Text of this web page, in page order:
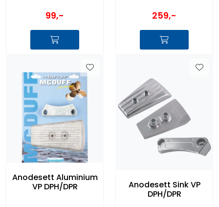
99,- 259,-
Anodesett Aluminium
VP DPH/DPR
Anodesett Sink VP
DPH/DPR